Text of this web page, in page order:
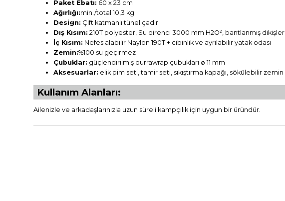
Paket Ebatı: 60 x 23 cm
Ağırlığı:min./total 10,3 kg
Design: Çift katmanlı tünel çadır
Dış Kısım: 210T polyester, Su direnci 3000 mm H2O², bantlanmış dikişler
İç Kısım: Nefes alabilir Naylon 190T + cibinlik ve ayrılabilir yatak odası
Zemin:%100 su geçirmez
Çubuklar: güçlendirilmiş durrawrap çubukları ø 11 mm
Aksesuarlar: elik pim seti, tamir seti, sıkıştırma kapağı, sökülebilir zemin
Kullanım Alanları:
Ailenizle ve arkadaşlarınızla uzun süreli kampçılık için uygun bir üründür.